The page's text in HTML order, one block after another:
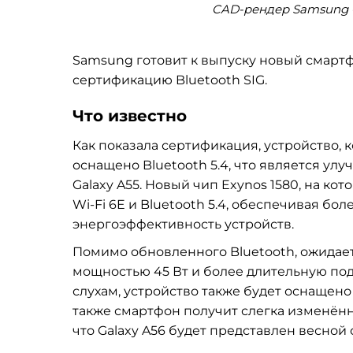
CAD-рендер Samsung
Samsung готовит к выпуску новый
сертификацию Bluetooth SIG.
Что известно
Как показала сертификация,
оснащено Bluetooth 5.4, что является
Galaxy A55. Новый чип Exynos 1580, на
Wi-Fi 6E и Bluetooth 5.4, обеспечивая
энергоэффективность устройств.
Помимо обновленного Bluetooth,
мощностью 45 Вт и более длительную
слухам, устройство также будет
также смартфон получит слегка
что Galaxy A56 будет представлен